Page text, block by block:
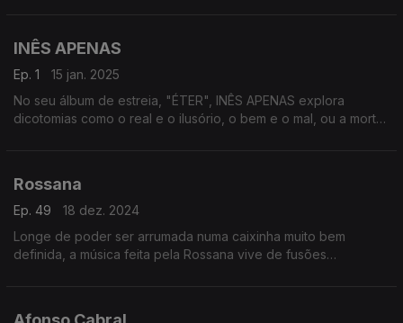
INÊS APENAS
Ep. 1
15 jan. 2025
No seu álbum de estreia, "ÉTER", INÊS APENAS explora
dicotomias como o real e o ilusório, o bem e o mal, ou a morte
Rossana
Ep. 49
18 dez. 2024
Longe de poder ser arrumada numa caixinha muito bem
definida, a música feita pela Rossana vive de fusões